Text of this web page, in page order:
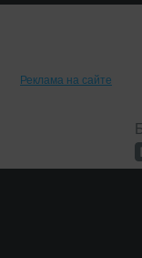
Реклама на сайте